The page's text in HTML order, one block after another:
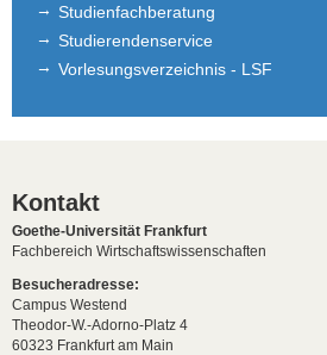
Studienfachberatung
Studierendenservice
Vorlesungsverzeichnis - LSF
Kontakt
Goethe-Universität Frankfurt
Fachbereich Wirtschaftswissenschaften
Besucheradresse:
Campus Westend
Theodor-W.-Adorno-Platz 4
60323 Frankfurt am Main